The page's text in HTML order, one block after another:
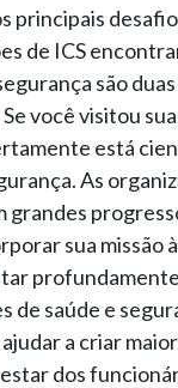
principais
de ICS
são
você visitou
está
As
grandes
sua missão
de saúde e
a criar
dos